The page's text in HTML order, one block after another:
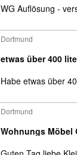
WG Auflösung -
Dortmund
etwas über 400
Habe etwas über
Dortmund
Wohnungs Möbel